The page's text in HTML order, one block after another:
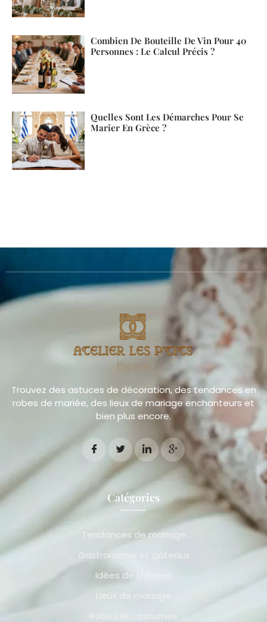
Combien De Bouteille De Vin Pour 40
Personnes : Le Calcul Précis ?
Quelles Sont Les Démarches Pour Se
Marier En Grèce ?
Trouvez des astuces de décoration, des tendances en
robes de mariée, des lieux de mariage enchanteurs et
bien plus encore.
Catégories
Tendances de mariage
Gastronomie et gâteaux
Idées de thèmes
Lieux de mariage
Robes et costumes